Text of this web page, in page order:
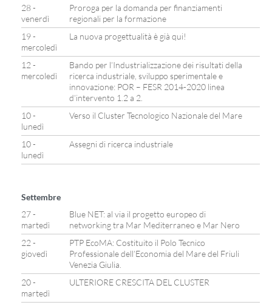
28 -
venerdì
Proroga per la domanda per finanziamenti
regionali per la formazione
19 -
mercoledì
La nuova progettualità è già qui!
12 -
mercoledì
Bando per l’Industrializzazione dei risultati della
ricerca industriale, sviluppo sperimentale e
innovazione: POR – FESR 2014-2020 linea
d’intervento 1.2 a 2.
10 -
lunedì
Verso il Cluster Tecnologico Nazionale del Mare
10 -
lunedì
Assegni di ricerca industriale
Settembre
27 -
martedì
Blue NET: al via il progetto europeo di
networking tra Mar Mediterraneo e Mar Nero
22 -
giovedì
PTP EcoMA: Costituito il Polo Tecnico
Professionale dell’Economia del Mare del Friuli
Venezia Giulia.
20 -
martedì
ULTERIORE CRESCITA DEL CLUSTER